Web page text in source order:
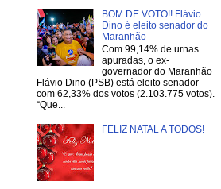
BOM DE VOTO!! Flávio
Dino é eleito senador do
Maranhão
Com 99,14% de urnas
apuradas, o ex-
governador do Maranhão
Flávio Dino (PSB) está eleito senador
com 62,33% dos votos (2.103.775 votos).
“Que...
FELIZ NATAL A TODOS!